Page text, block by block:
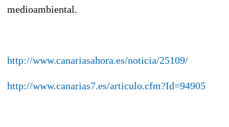
medioambiental.
http://www.canariasahora.es/noticia/25109/
http://www.canarias7.es/articulo.cfm?Id=94905